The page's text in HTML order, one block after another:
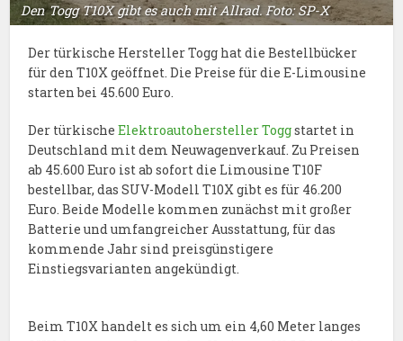
Den Togg T10X gibt es auch mit Allrad. Foto: SP-X
Der türkische Hersteller Togg hat die Bestellbücker
für den T10X geöffnet. Die Preise für die E-Limousine
starten bei 45.600 Euro.
Der türkischeElektroautohersteller Toggstartet in
Deutschland mit dem Neuwagenverkauf. Zu Preisen
ab 45.600 Euro ist ab sofort die Limousine T10F
bestellbar, das SUV-Modell T10X gibt es für 46.200
Euro. Beide Modelle kommen zunächst mit großer
Batterie und umfangreicher Ausstattung, für das
kommende Jahr sind preisgünstigere
Einstiegsvarianten angekündigt.
Beim T10X handelt es sich um ein 4,60 Meter langes